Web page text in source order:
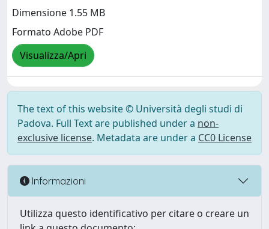
Dimensione 1.55 MB
Formato Adobe PDF
Visualizza/Apri
The text of this website © Università degli studi di
Padova. Full Text are published under a non-
exclusive license. Metadata are under a CC0 License
Informazioni
Utilizza questo identificativo per citare o creare un